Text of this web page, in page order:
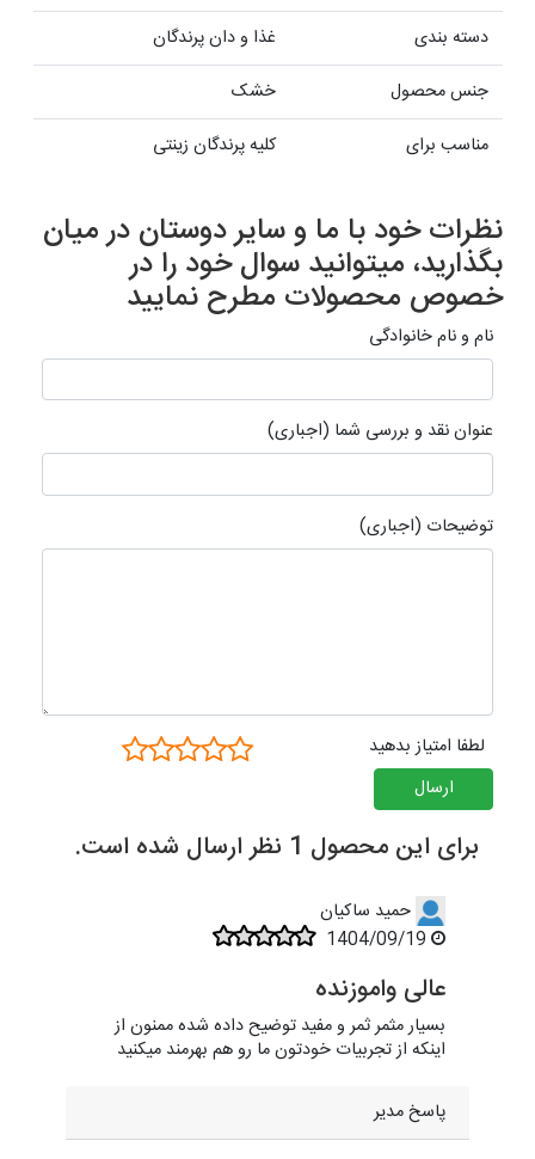
دسته بندی
غذا و دان پرندگان
جنس محصول
خشک
مناسب برای
کلیه پرندگان زینتی
نظرات خود با ما و سایر دوستان در میان
بگذارید، میتوانید سوال خود را در
خصوص محصولات مطرح نمایید
نام و نام خانوادگی
عنوان نقد و بررسی شما (اجباری)
توضیحات (اجباری)
لطفا امتیاز بدهید
ارسال
برای این محصول 1 نظر ارسال شده است.
حمید ساکیان
عالی واموزنده
بسیار مثمر ثمر و مفید توضیح داده شده ممنون از
اینکه از تجربیات خودتون ما رو هم بهرمند میکنید
پاسخ مدیر